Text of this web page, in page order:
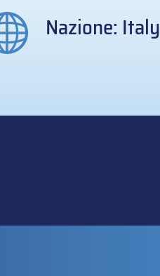
Nazione: Italy